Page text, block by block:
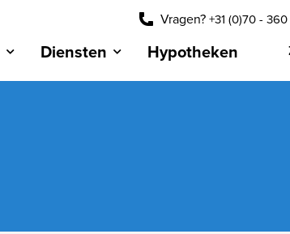
Vragen? +31 (0)70 -
Diensten Hypotheken